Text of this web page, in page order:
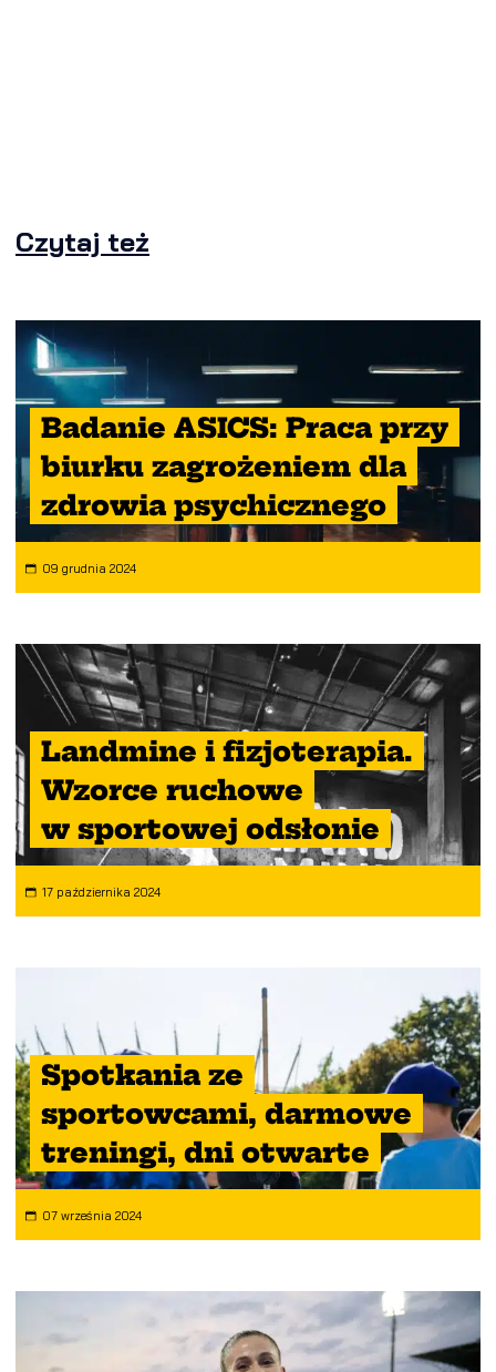
Czytaj też
Badanie ASICS: Praca przy
biurku zagrożeniem dla
zdrowia psychicznego
09 grudnia 2024
Landmine i fizjoterapia.
Wzorce ruchowe
w sportowej odsłonie
17 października 2024
Spotkania ze
sportowcami, darmowe
treningi, dni otwarte
07 września 2024